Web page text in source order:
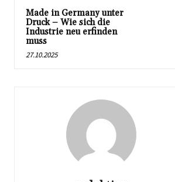
Made in Germany unter
Druck – Wie sich die
Industrie neu erfinden
muss
27.10.2025